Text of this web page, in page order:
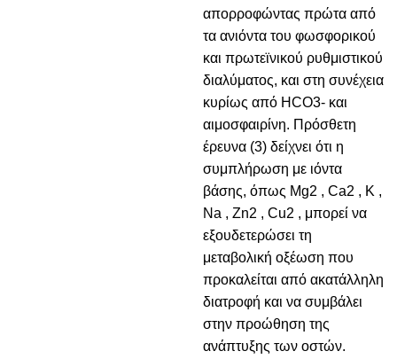
απορροφώντας πρώτα από
τα ανιόντα του φωσφορικού
και πρωτεϊνικού ρυθμιστικού
διαλύματος, και στη συνέχεια
κυρίως από HCO3- και
αιμοσφαιρίνη. Πρόσθετη
έρευνα (3) δείχνει ότι η
συμπλήρωση με ιόντα
βάσης, όπως Mg2 , Ca2 , K ,
Na , Zn2 , Cu2 , μπορεί να
εξουδετερώσει τη
μεταβολική οξέωση που
προκαλείται από ακατάλληλη
διατροφή και να συμβάλει
στην προώθηση της
ανάπτυξης των οστών.